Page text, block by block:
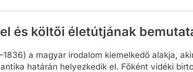
és költői életútjának
a magyar irodalom kiemelkedő alakja,
határán helyezkedik el. Főként vidéki